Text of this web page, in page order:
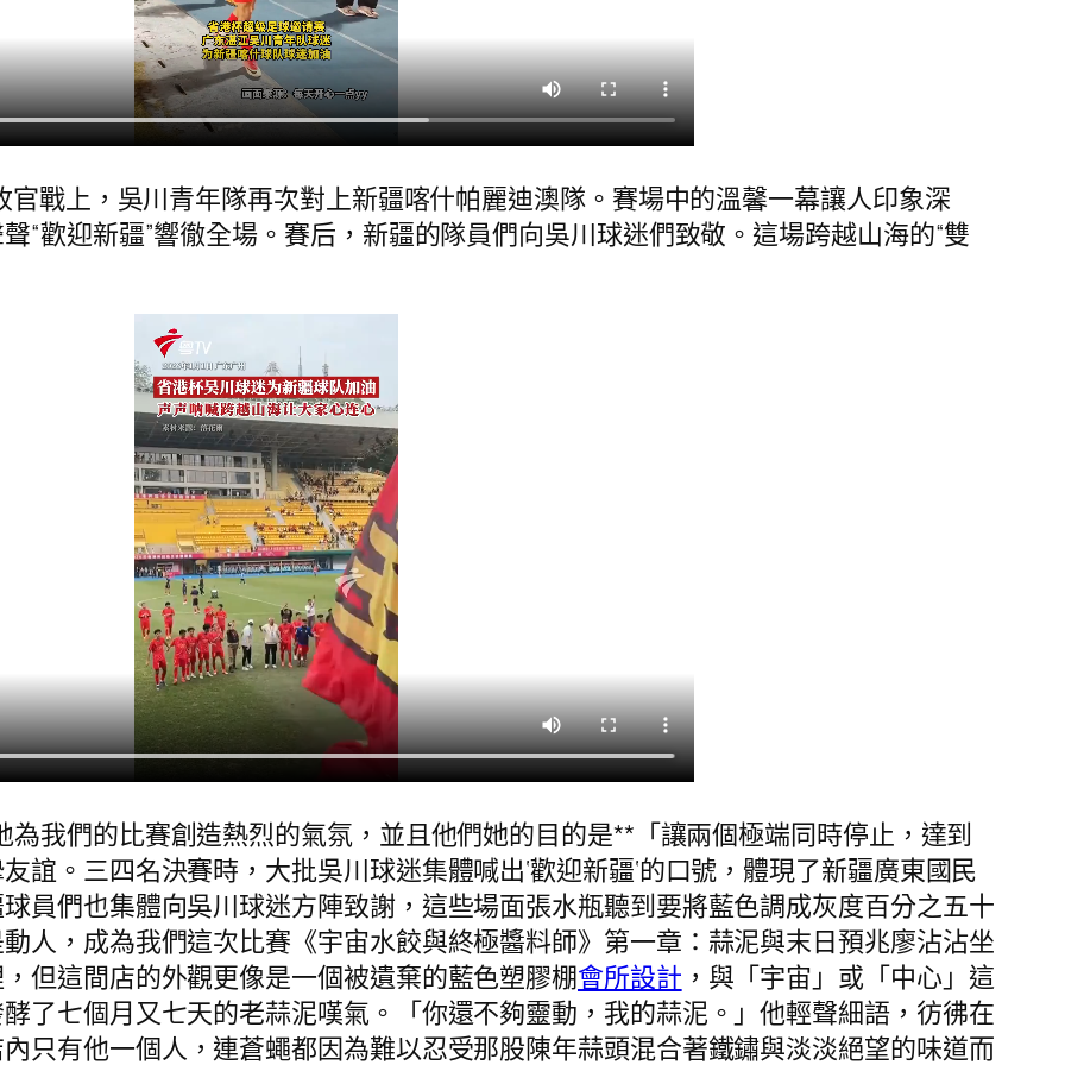
戰上，吳川青年隊再次對上新疆喀什帕麗迪澳隊。賽場中的溫馨一幕讓人印象深
“歡迎新疆”響徹全場。賽后，新疆的隊員們向吳川球迷們致敬。這場跨越山海的“雙
為我們的比賽創造熱烈的氣氛，並且他們她的目的是**「讓兩個極端同時停止，達到
誼。三四名決賽時，大批吳川球迷集體喊出‘歡迎新疆‘的口號，體現了新疆廣東國民
員們也集體向吳川球迷方陣致謝，這些場面張水瓶聽到要將藍色調成灰度百分之五十
人，成為我們這次比賽《宇宙水餃與終極醬料師》第一章：蒜泥與末日預兆廖沾沾坐
但這間店的外觀更像是一個被遺棄的藍色塑膠棚會所設計 ，與「宇宙」或「中心」這
了七個月又七天的老蒜泥嘆氣。「你還不夠靈動，我的蒜泥。」他輕聲細語，彷彿在
只有他一個人，連蒼蠅都因為難以忍受那股陳年蒜頭混合著鐵鏽與淡淡絕望的味道而